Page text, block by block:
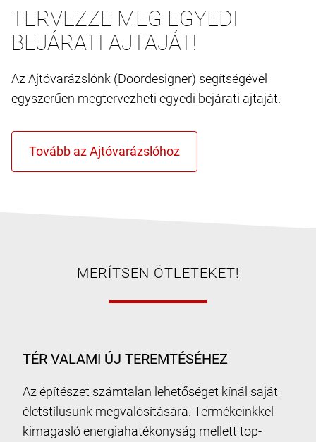
TERVEZZE MEG EGYEDI
BEJÁRATI AJTAJÁT!
Az Ajtóvarázslónk (Doordesigner) segítségével
egyszerűen megtervezheti egyedi bejárati ajtaját.
MERÍTSEN ÖTLETEKET!
TÉR VALAMI ÚJ TEREMTÉSÉHEZ
Az építészet számtalan lehetőséget kínál saját
életstílusunk megvalósítására. Termékeinkkel
kimagasló energiahatékonyság mellett top-